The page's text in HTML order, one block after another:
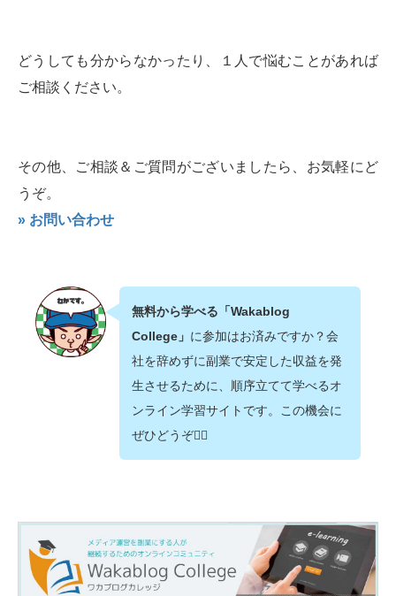
どうしても分からなかったり、１人で悩むことがあれば
ご相談ください。
その他、ご相談＆ご質問がございましたら、お気軽にど
うぞ。
» お問い合わせ
無料から学べる「Wakablog
College」 に参加はお済みですか？会
社を辞めずに副業で安定した収益を発
生させるために、順序立てて学べるオ
ンライン学習サイトです。この機会に
ぜひどうぞ💁‍♂️